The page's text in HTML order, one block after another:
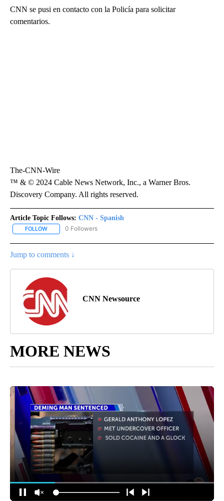
CNN se pusi en contacto con la Policía para solicitar
comentarios.
The-CNN-Wire
™ & © 2024 Cable News Network, Inc., a Warner Bros.
Discovery Company. All rights reserved.
Article Topic Follows: CNN - Spanish
FOLLOW FOLLOW "CNN - SPANISH" TO RECEIVE NOTIFICATIONS ABOUT
0 Followers
Jump to comments ↓
CNN Newsource
MORE NEWS